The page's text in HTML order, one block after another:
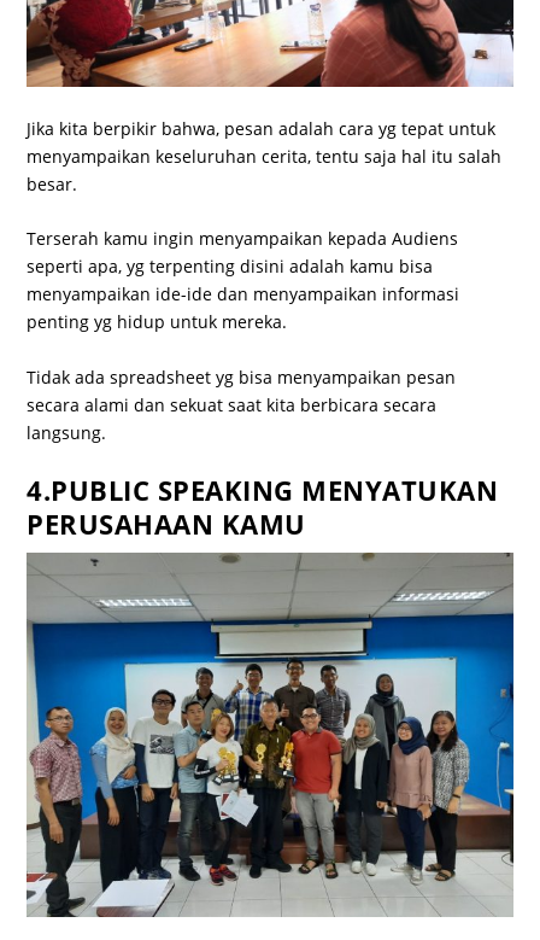
Jika kita berpikir bahwa, pesan adalah cara yg tepat untuk
menyampaikan keseluruhan cerita, tentu saja hal itu salah
besar.
Terserah kamu ingin menyampaikan kepada Audiens
seperti apa, yg terpenting disini adalah kamu bisa
menyampaikan ide-ide dan menyampaikan informasi
penting yg hidup untuk mereka.
Tidak ada spreadsheet yg bisa menyampaikan pesan
secara alami dan sekuat saat kita berbicara secara
langsung.
4.PUBLIC SPEAKING MENYATUKAN
PERUSAHAAN KAMU